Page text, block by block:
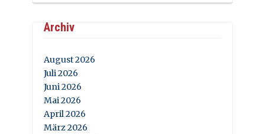
Archiv
August 2026
Juli 2026
Juni 2026
Mai 2026
April 2026
März 2026